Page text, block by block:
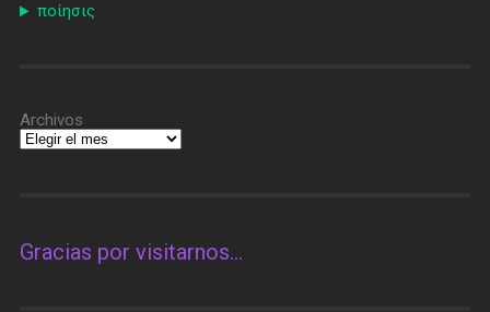
ποίησις
Archivos
Gracias por visitarnos…